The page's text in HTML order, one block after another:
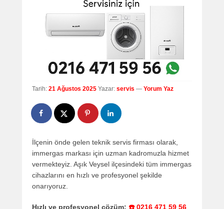
Tarih: 21 Ağustos 2025 Yazar: servis — Yorum Yaz
İlçenin önde gelen teknik servis firması olarak,
immergas markası için uzman kadromuzla hizmet
vermekteyiz. Aşık Veysel ilçesindeki tüm immergas
cihazlarını en hızlı ve profesyonel şekilde
onarıyoruz.
Hızlı ve profesyonel çözüm: ☎️ 0216 471 59 56